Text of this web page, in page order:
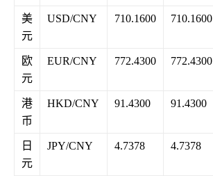
美
元
USD/CNY 710.1600 710.1600
欧
元
EUR/CNY 772.4300 772.4300
港
币
HKD/CNY 91.4300 91.4300
日
元
JPY/CNY 4.7378 4.7378